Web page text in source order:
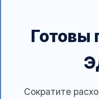
Готовы
Сократите